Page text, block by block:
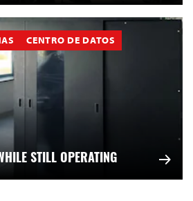
CENTRO DE DATOS
STILL OPERATING